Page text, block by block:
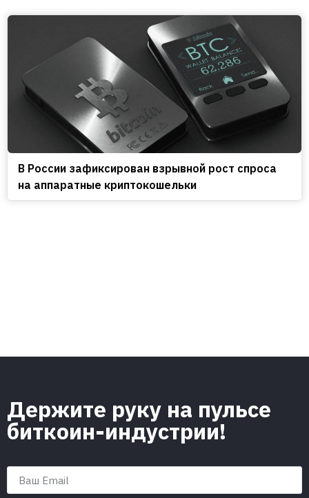
В России зафиксирован взрывной рост спроса
на аппаратные криптокошельки
Держите руку на пульсе
биткоин-индустрии!